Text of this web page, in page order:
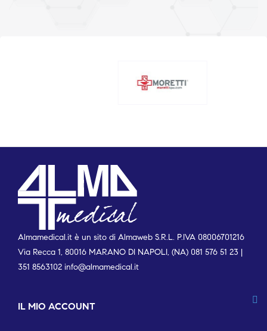
Almamedical.it è un sito di Almaweb S.R.L. P.IVA 08006701216
Via Recca 1, 80016 MARANO DI NAPOLI, (NA) 081 576 51 23 |
351 8563102 info@almamedical.it
IL MIO ACCOUNT